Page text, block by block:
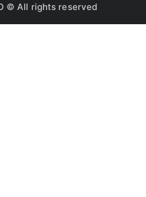
© All rights reserved